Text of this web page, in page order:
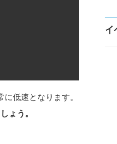
低速となります。
ょう。
イ